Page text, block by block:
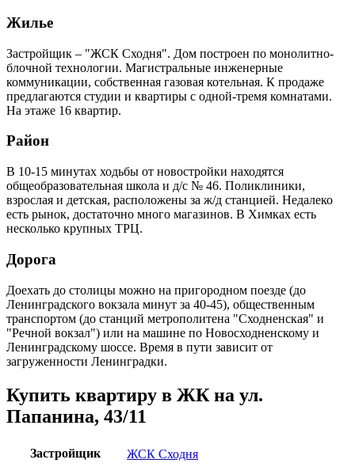
Жилье
Застройщик – "ЖСК Сходня". Дом построен по монолитно-
блочной технологии. Магистральные инженерные
коммуникации, собственная газовая котельная. К продаже
предлагаются студии и квартиры с одной-тремя комнатами.
На этаже 16 квартир.
Район
В 10-15 минутах ходьбы от новостройки находятся
общеобразовательная школа и д/с № 46. Поликлиники,
взрослая и детская, расположены за ж/д станцией. Недалеко
есть рынок, достаточно много магазинов. В Химках есть
несколько крупных ТРЦ.
Дорога
Доехать до столицы можно на пригородном поезде (до
Ленинградского вокзала минут за 40-45), общественным
транспортом (до станций метрополитена "Сходненская" и
"Речной вокзал") или на машине по Новосходненскому и
Ленинградскому шоссе. Время в пути зависит от
загруженности Ленинградки.
Купить квартиру в ЖК на ул.
Папанина, 43/11
Застройщик
ЖСК Сходня